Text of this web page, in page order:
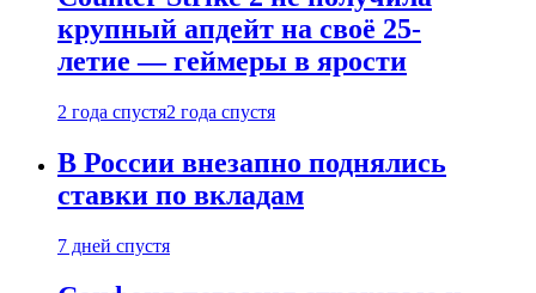
крупный апдейт на своё 25-
летие — геймеры в ярости
2 года спустя2 года спустя
В России внезапно поднялись
ставки по вкладам
7 дней спустя